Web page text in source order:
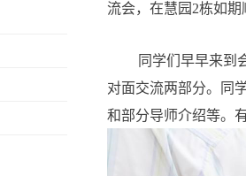
流会，在慧园2栋如期
同学们早早来到
对面交流两部分。同
和部分导师介绍等。